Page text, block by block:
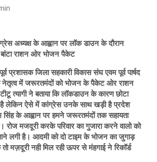
अध्यक्ष के आह्वान पर लॉक डाउन के दौरान
राशन ओर भोजन पैकेट
प्रशासक जिला सहकारी विकास संघ एवम पूर्व पार्षद
नेतृत्व में जरूरतमंदों को भोजन के पैकेट ओर राशन
त्यागी ने बताया कि लॉकडाउन के कारण छोटा
है लेकिन ऐसे में कांग्रेस उनके साथ खड़ी है प्रदेश
सिंह के आह्वान पर हमने जरूरतमंदों तक सहायता
रोज मजदूरी करके परिवार का गुजारा करने वालो को
लगी है। आदमी को दो टाइम के भोजन का जुगाड़
मज़दूरी नही मिल रही ऊपर से मंहगाई ने रिकॉर्ड